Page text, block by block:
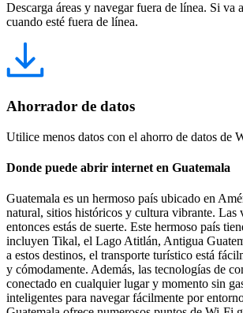
Descarga áreas y navegar fuera de línea. Si va
cuando esté fuera de línea.
Ahorrador de datos
Utilice menos datos con el ahorro de datos de
Donde puede abrir internet en Guatemala
Guatemala es un hermoso país ubicado en
natural, sitios históricos y cultura vibrante. Las
entonces estás de suerte. Este hermoso país
incluyen Tikal, el Lago Atitlán, Antigua
a estos destinos, el transporte turístico está
y cómodamente. Además, las tecnologías de
conectado en cualquier lugar y momento sin
inteligentes para navegar fácilmente por